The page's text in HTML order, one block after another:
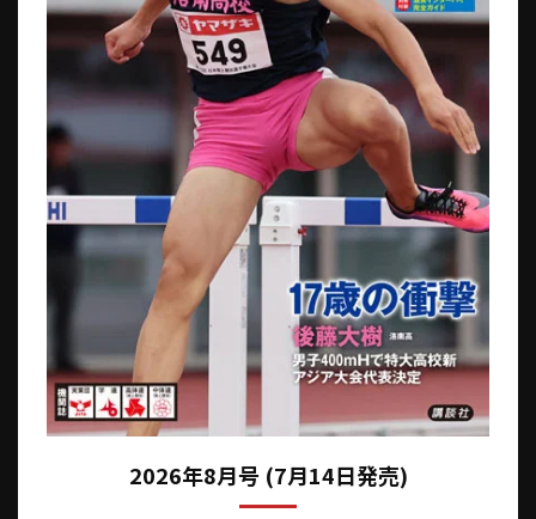
2026年8月号 (7月14日発売)